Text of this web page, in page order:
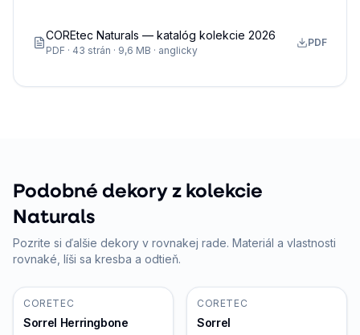
COREtec Naturals — katalóg kolekcie 2026
PDF · 43 strán · 9,6 MB · anglicky
PDF
Podobné dekory z kolekcie
Naturals
Pozrite si ďalšie dekory v rovnakej rade. Materiál a vlastnosti
rovnaké, líši sa kresba a odtieň.
CORETEC
Sorrel Herringbone
CORETEC
Sorrel